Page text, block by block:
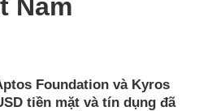
Nam
Foundation và Kyros
tiền mặt và tín dụng đã